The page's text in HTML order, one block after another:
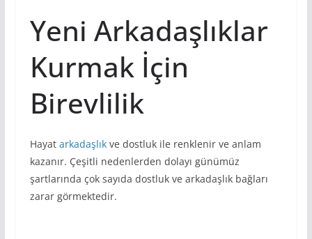
Yeni Arkadaşlıklar
Kurmak İçin
Birevlilik
Hayat arkadaşlıkve dostluk ile renklenir ve anlam
kazanır. Çeşitli nedenlerden dolayı günümüz
şartlarında çok sayıda dostluk ve arkadaşlık bağları
zarar görmektedir.